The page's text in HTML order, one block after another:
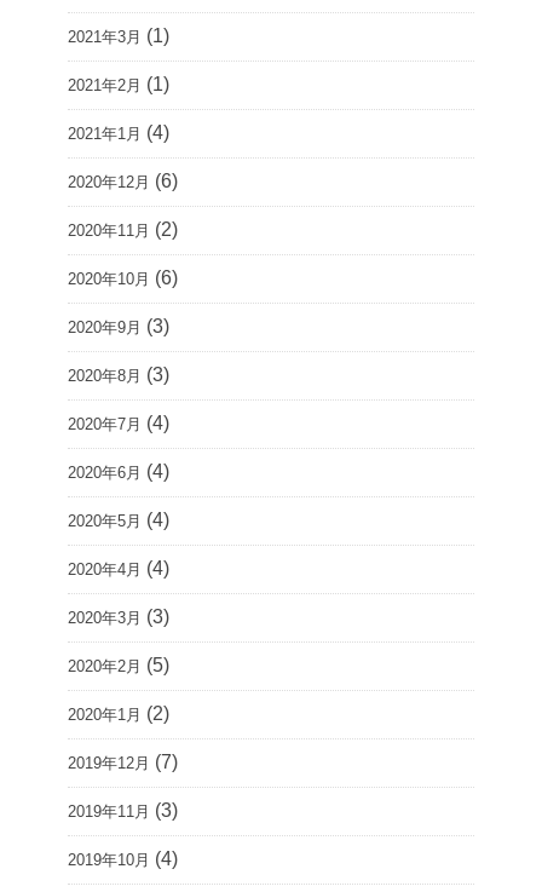
2021年3月 (1)
2021年2月 (1)
2021年1月 (4)
2020年12月 (6)
2020年11月 (2)
2020年10月 (6)
2020年9月 (3)
2020年8月 (3)
2020年7月 (4)
2020年6月 (4)
2020年5月 (4)
2020年4月 (4)
2020年3月 (3)
2020年2月 (5)
2020年1月 (2)
2019年12月 (7)
2019年11月 (3)
2019年10月 (4)